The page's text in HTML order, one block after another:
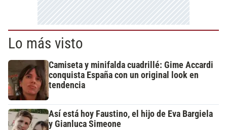
Lo más visto
Camiseta y minifalda cuadrillé: Gime Accardi
conquista España con un original look en
tendencia
Así está hoy Faustino, el hijo de Eva Bargiela
y Gianluca Simeone